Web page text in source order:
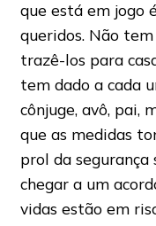
que está em jogo
queridos. Não
trazê-los para
tem dado a cada
cônjuge, avô, pai,
que as medidas
prol da segurança
chegar a um
vidas estão em